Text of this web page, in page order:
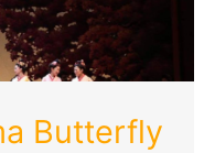
Butterfly